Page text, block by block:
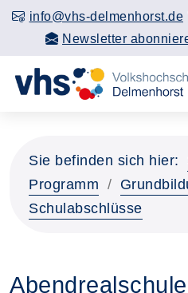
info@vhs-delmenhorst.de
Newsletter
Sie befinden sich hier:
Programm
Schulabschlüsse